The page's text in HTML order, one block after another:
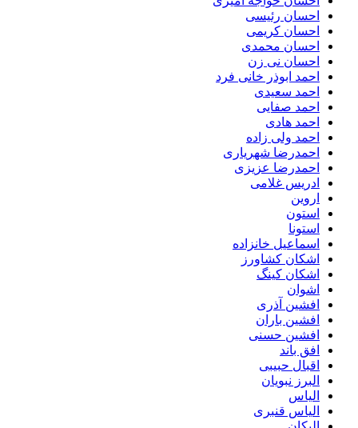
احسان رئیسی
احسان کریمی
احسان محمدی
احسان نی زن
احمد ابوذر خانی فرد
احمد سعیدی
احمد صفایی
احمد هادی
احمد ولی زاده
احمدرضا شهریاری
احمدرضا عزیزی
ادریس غلامی
اروین
استون
استونا
اسماعیل خانزاده
اشکان کشاورز
اشکان کینگ
اشوان
افشین آذری
افشین باران
افشین حسنی
افق باند
اقبال حبیبی
البرز نبویان
الیاس
الیاس قنبرى